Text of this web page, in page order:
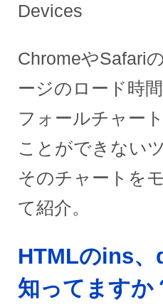
Devices
ChromeやSafari
ージのロード時
フォールチャー
ことができない
そのチャートを
て紹介。
HTMLのins、
知ってますか